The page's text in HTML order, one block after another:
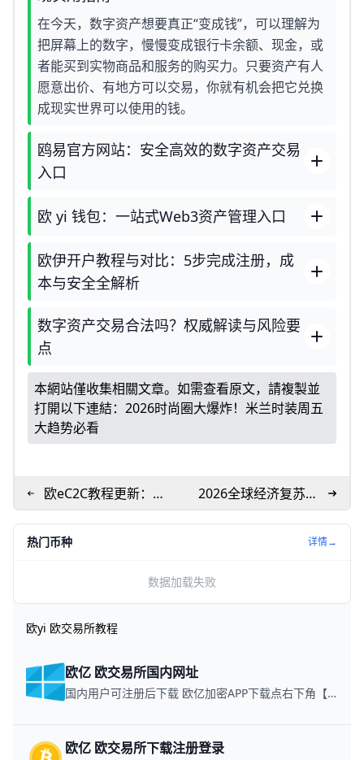
在今天，数字资产想要真正“变成钱”，可以理解为
把屏幕上的数字，慢慢变成银行卡余额、现金，或
者能买到实物商品和服务的购买力。只要资产有人
愿意出价、有地方可以交易，你就有机会把它兑换
成现实世界可以使用的钱。
鸥易官方网站：安全高效的数字资产交易
入口
欧 yi 钱包：一站式Web3资产管理入口
欧伊开户教程与对比：5步完成注册，成
本与安全全解析
数字资产交易合法吗？权威解读与风险要
点
本網站僅收集相關文章。如需查看原文，請複製並
打開以下連結： 2026时尚圈大爆炸！米兰时装周五
大趋势必看
欧eC2C教程更新：最
新折扣与平台动态
2026全球经济复苏与
投资指南
热门币种 详情→
数据加载失败
欧yi 欧交易所教程
欧亿 欧交易所国内网址
国内用户可注册后下载 欧亿加密APP下载点右下角【APP下载】联系客服 每日更新可用链接
欧亿 欧交易所下载注册登录